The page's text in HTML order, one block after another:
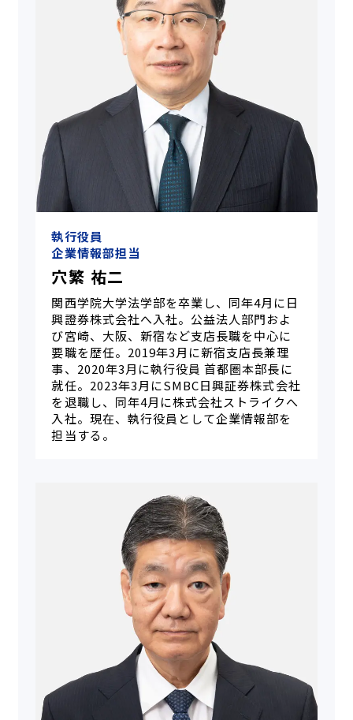
執行役員
企業情報部担当
穴繁 祐二
関西学院大学法学部を卒業し、同年4月に日
興證券株式会社へ入社。公益法人部門およ
び宮崎、大阪、新宿など支店長職を中心に
要職を歴任。2019年3月に新宿支店長兼理
事、2020年3月に執行役員 首都圏本部長に
就任。2023年3月にSMBC日興証券株式会社
を退職し、同年4月に株式会社ストライクへ
入社。現在、執行役員として企業情報部を
担当する。